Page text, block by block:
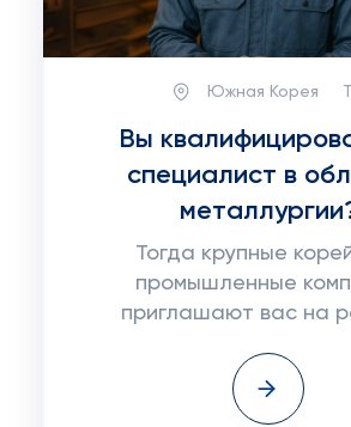
Южная Корея
Вы
специалист в
Тогда крупные
промышленные
приглашают вас на